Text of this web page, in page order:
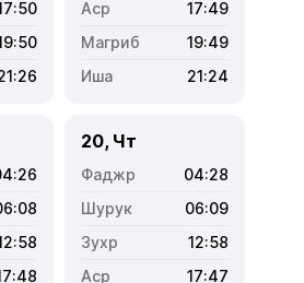
17:49
19:49
21:24
20, Чт
04:28
06:09
12:58
17:47